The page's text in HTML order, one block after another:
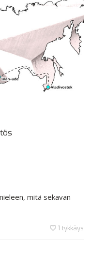
mitä sekavan
1 tykkäys